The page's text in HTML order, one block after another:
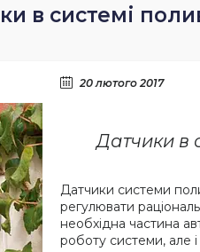
в системі
20 лютого 2017
Датчики в
Датчики системи
регулювати
необхідна частина
роботу системи, але